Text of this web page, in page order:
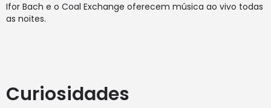
Ifor Bach e o Coal Exchange oferecem música ao vivo todas
as noites.
Curiosidades